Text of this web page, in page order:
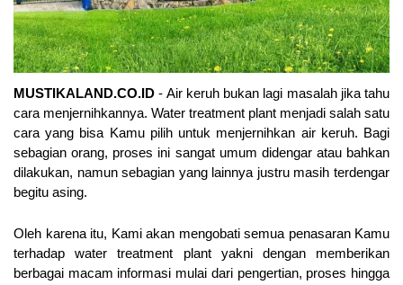
MUSTIKALAND.CO.ID - Air keruh bukan lagi masalah jika tahu
cara menjernihkannya. Water treatment plant menjadi salah satu
cara yang bisa Kamu pilih untuk menjernihkan air keruh. Bagi
sebagian orang, proses ini sangat umum didengar atau bahkan
dilakukan, namun sebagian yang lainnya justru masih terdengar
begitu asing.
Oleh karena itu, Kami akan mengobati semua penasaran Kamu
terhadap water treatment plant yakni dengan memberikan
berbagai macam informasi mulai dari pengertian, proses hingga